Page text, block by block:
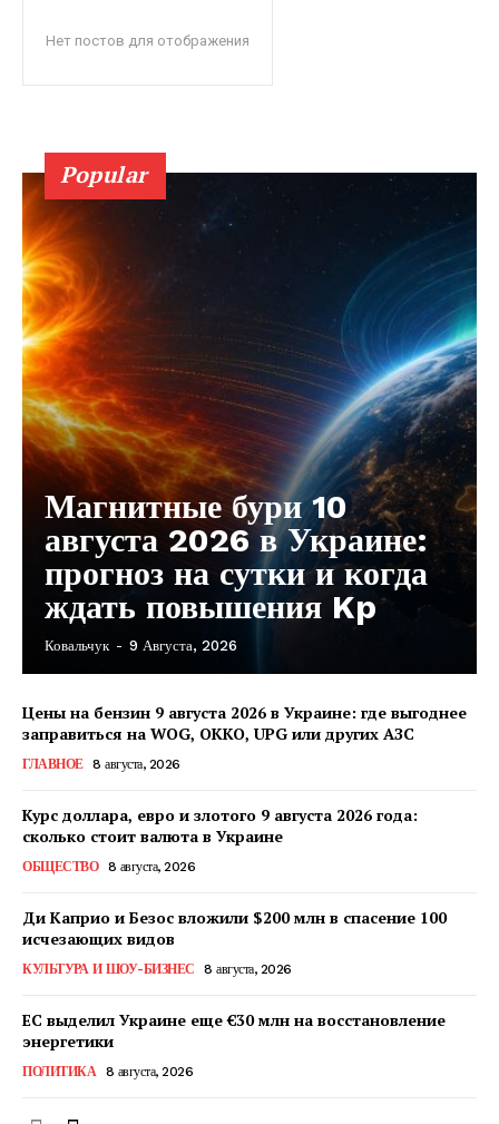
КавПолит
Нет постов для отображения
Popular
Магнитные бури 10
августа 2026 в Украине:
прогноз на сутки и когда
ждать повышения Kp
Ковальчук - 9 Августа, 2026
Цены на бензин 9 августа 2026 в Украине: где выгоднее
заправиться на WOG, OKKO, UPG или других АЗС
ГЛАВНОЕ 8 августа, 2026
Курс доллара, евро и злотого 9 августа 2026 года:
сколько стоит валюта в Украине
ОБЩЕСТВО 8 августа, 2026
Ди Каприо и Безос вложили $200 млн в спасение 100
исчезающих видов
КУЛЬТУРА И ШОУ-БИЗНЕС 8 августа, 2026
ЕС выделил Украине еще €30 млн на восстановление
энергетики
ПОЛИТИКА 8 августа, 2026